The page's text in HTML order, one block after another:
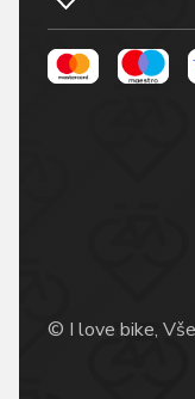
© I love bike,